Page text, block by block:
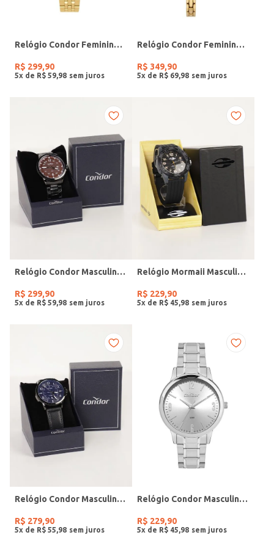
Relógio Condor Feminino DOURADO
R$ 299,90
5x de R$ 59 98
Relógio Condor Feminino DOURADO
R$ 349,90
5x de R$ 69 98
Relógio Condor Masculino PRETO
R$ 299,90
5x de R$ 59 98
Relógio Mormaii Masculino PRETO
R$ 229,90
5x de R$ 45 98
Relógio Condor Masculino PRETO
R$ 279,90
5x de R$ 55 98
Relógio Condor Masculino PRATA
R$ 229,90
5x de R$ 45 98